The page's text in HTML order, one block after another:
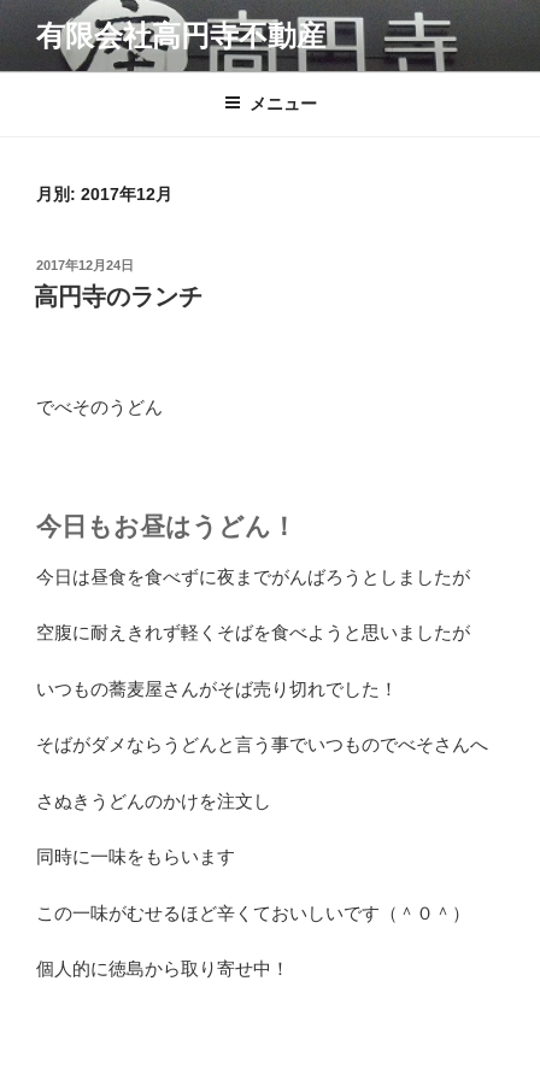
テ
有限会社高円寺不動産
メニュー
月別: 2017年12月
投
稿
日:
2017年12月24日
高円寺のランチ
でべそのうどん
今日もお昼はうどん！
今日は昼食を食べずに夜までがんばろうとしましたが
空腹に耐えきれず軽くそばを食べようと思いましたが
いつもの蕎麦屋さんがそば売り切れでした！
そばがダメならうどんと言う事でいつものでべそさんへ
さぬきうどんのかけを注文し
同時に一味をもらいます
この一味がむせるほど辛くておいしいです（＾０＾）
個人的に徳島から取り寄せ中！